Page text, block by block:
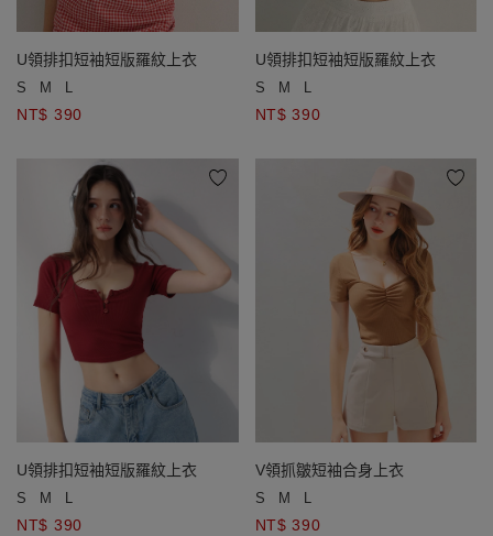
U領排扣短袖短版羅紋上衣
S M L
NT$ 390
U領排扣短袖短版羅紋上衣
S M L
NT$ 390
U領排扣短袖短版羅紋上衣
S M L
NT$ 390
V領抓皺短袖合身上衣
S M L
NT$ 390